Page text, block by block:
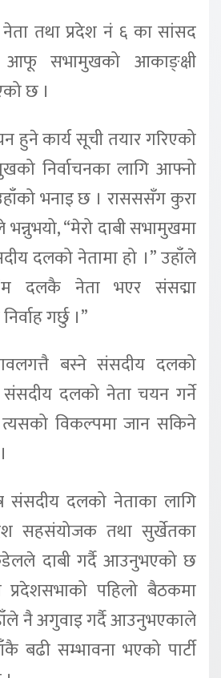
तथा प्रदेश नं ६ का सांसद
आफू सभामुखको आकाङ्क्षी
छ ।
हुने कार्य सूची तयार गरिएको
निर्वाचनका लागि आफ्नो
भनाइ छ । रासससँग कुरा
“मेरो दाबी सभामुखमा
दलको नेतामा हो ।” उहाँले
दलकै नेता भएर संसद्मा
गर्छु ।”
बस्ने संसदीय दलको
दलको नेता चयन गर्ने
विकल्पमा जान सकिने
संसदीय दलको नेताका लागि
सहसंयोजक तथा सुर्खेतका
दाबी गर्दै आउनुभएको छ
पहिलो बैठकमा
नै अगुवाइ गर्दै आउनुभएकाले
बढी सम्भावना भएको पार्टी